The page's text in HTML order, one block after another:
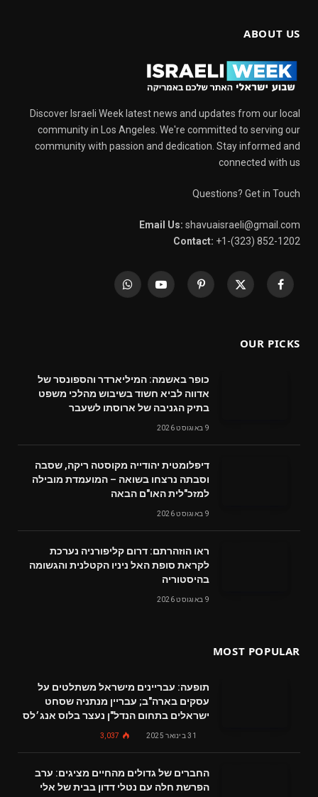
ABOUT US
Discover Israeli Week latest news and updates from our local
community in Los Angeles. We're committed to serving our
community with passion and dedication. Stay informed and
connected with us
Questions? Get in Touch
Email Us: shavuaisraeli@gmail.com
Contact: +1-(323) 852-1202
Facebook
X
Pinterest
YouTube
WhatsApp
OUR PICKS
כופר באשמה: המיליארדר והספונסר של
אדווה לביא חשוד בשיבוש מהלכי משפט
בתיק הגניבה של ארוסתו לשעבר
9 באוגוסט 2026
דיפלומטית יהודייה מקוסטה ריקה, שסבה
וסבתה נרצחו בשואה – המועמדת מובילה
למזכ"לית האו"ם הבאה
9 באוגוסט 2026
ראו הוזהרתם: דרום קליפורניה נערכת
לקראת סופת האל ניניו הקטלנית והגשומה
בהיסטוריה
9 באוגוסט 2026
MOST POPULAR
תופעה: עבריינים מישראל משתלטים על
עסקים בארה"ב; עבריין מנתניה שסחט
ישראלים בתחום הנדל"ן נעצר בלוס אנג׳לס
31 בינואר 2025 3,037
החברים של גדולים מהחיים מציגים: ערב
הפרשת חלה עם נטלי דדון בבית של אלי